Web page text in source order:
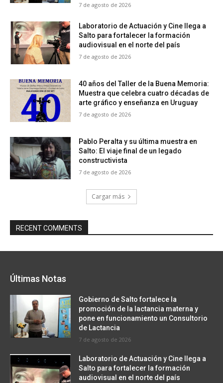
7 de agosto de 2026
Laboratorio de Actuación y Cine llega a
Salto para fortalecer la formación
audiovisual en el norte del país
7 de agosto de 2026
40 años del Taller de la Buena Memoria:
Muestra que celebra cuatro décadas de
arte gráfico y enseñanza en Uruguay
7 de agosto de 2026
Pablo Peralta y su última muestra en
Salto: El viaje final de un legado
constructivista
7 de agosto de 2026
Cargar más
RECENT COMMENTS
Últimas Notas
Gobierno de Salto fortalece la
promoción de la lactancia materna y
pone en funcionamiento un Consultorio
de Lactancia
7 de agosto de 2026
Laboratorio de Actuación y Cine llega a
Salto para fortalecer la formación
audiovisual en el norte del país